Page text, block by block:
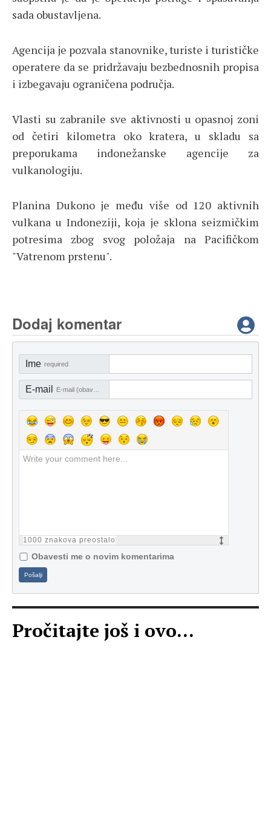
sada obustavljena.
Agencija je pozvala stanovnike, turiste i turističke
operatere da se pridržavaju bezbednosnih propisa
i izbegavaju ograničena područja.
Vlasti su zabranile sve aktivnosti u opasnoj zoni
od četiri kilometra oko kratera, u skladu sa
preporukama indonežanske agencije za
vulkanologiju.
Planina Dukono je među više od 120 aktivnih
vulkana u Indoneziji, koja je sklona seizmičkim
potresima zbog svog položaja na Pacifičkom
"Vatrenom prstenu".
Dodaj komentar
Ime required
E-mail
1000 znakova preostalo
Obavesti me o novim komentarima
Pošalji
Pročitajte još i ovo...